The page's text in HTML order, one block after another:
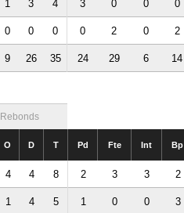
1 3 4 3 0 0 0
0 0 0 0 2 0 2
9 26 35 24 29 6 14
Rebonds
O D T Pd Fte Int Bp
4 4 8 2 3 3 2
1 4 5 1 0 0 3